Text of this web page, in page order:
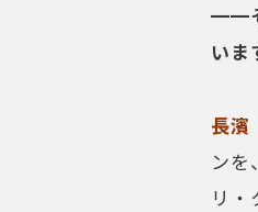
━━そ
いま
長濱
ンを
リ・